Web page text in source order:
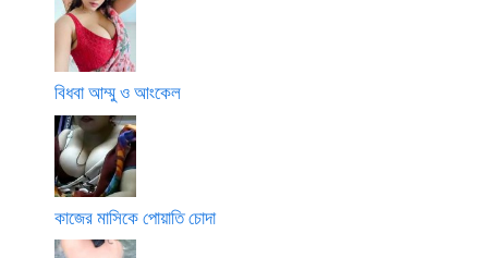
বিধবা আম্মু ও আংকেল
কাজের মাসিকে পোয়াতি চোদা